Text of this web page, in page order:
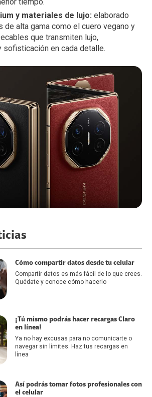
y materiales de lujo: elaborado
de alta gama como el cuero vegano y
que transmiten lujo,
sofisticación en cada detalle.
Cómo compartir datos desde tu celular
Compartir datos es más fácil de lo que crees.
Quédate y conoce cómo hacerlo
¡Tú mismo podrás hacer recargas Claro
en línea!
Ya no hay excusas para no comunicarte o
navegar sin límites. Haz tus recargas en
línea
Así podrás tomar fotos profesionales con
el celular